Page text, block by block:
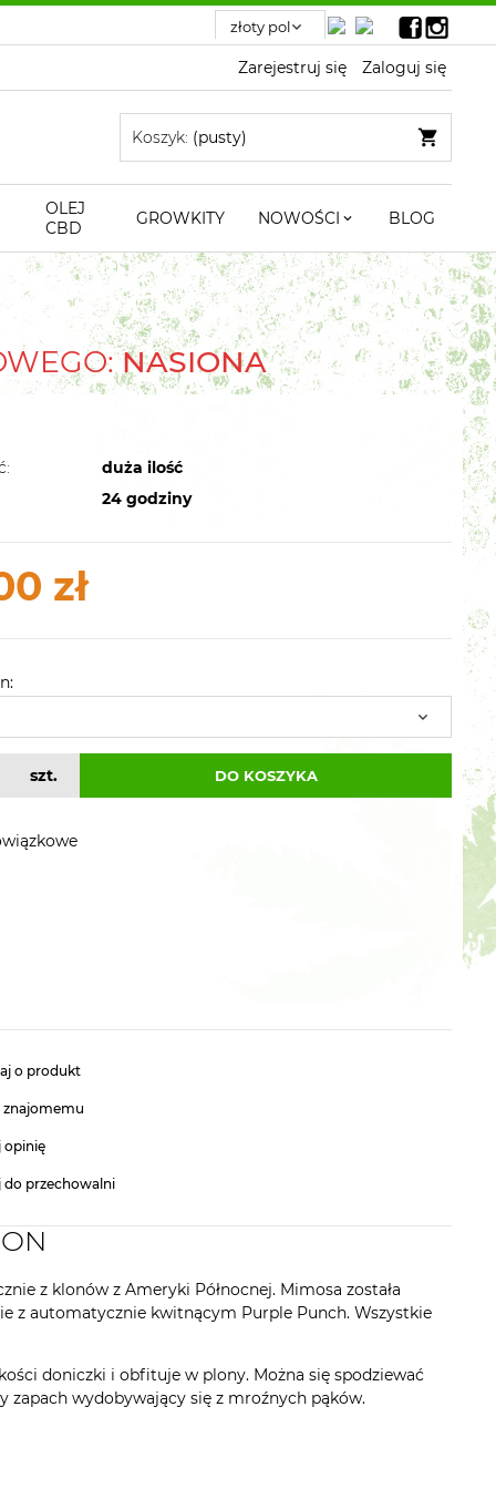
Zarejestruj się Zaloguj się
Koszyk: (pusty)
OLEJ
CBD
GROWKITY NOWOŚCI BLOG
NASIONA
duża ilość
24 godziny
zł
szt. DO KOSZYKA
o produkt
znajomemu
opinię
do przechowalni
z klonów z Ameryki Północnej. Mimosa została
z automatycznie kwitnącym Purple Punch. Wszystkie
doniczki i obfituje w plony. Można się spodziewać
zapach wydobywający się z mroźnych pąków.